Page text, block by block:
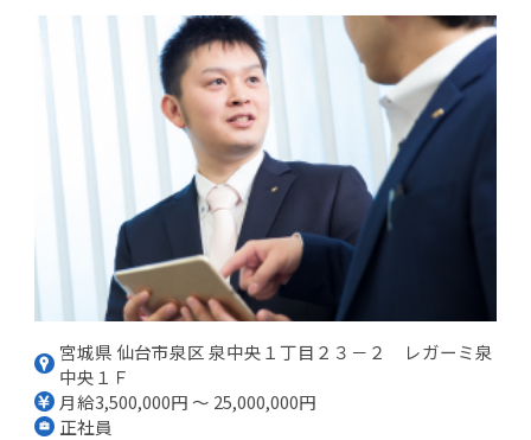
宮城県 仙台市泉区 泉中央１丁目２３－２ レガーミ泉
中央１Ｆ
月給3,500,000円 ～ 25,000,000円
正社員